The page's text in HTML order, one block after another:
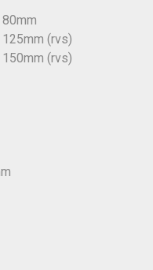
(rvs)
(rvs)